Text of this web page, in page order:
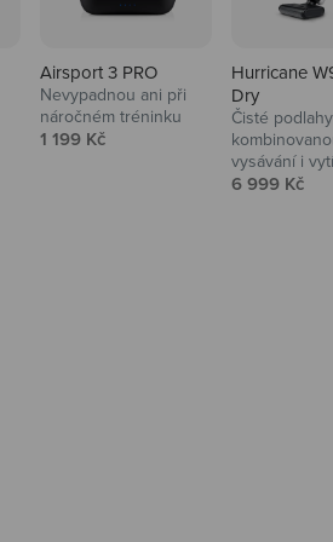
Airsport 3 PRO
Nevypadnou ani při
náročném tréninku
Prodejní cena
1 199 Kč
Hurricane
Dry
Čisté
vysávání i
Prodejní cena
6 999 Kč